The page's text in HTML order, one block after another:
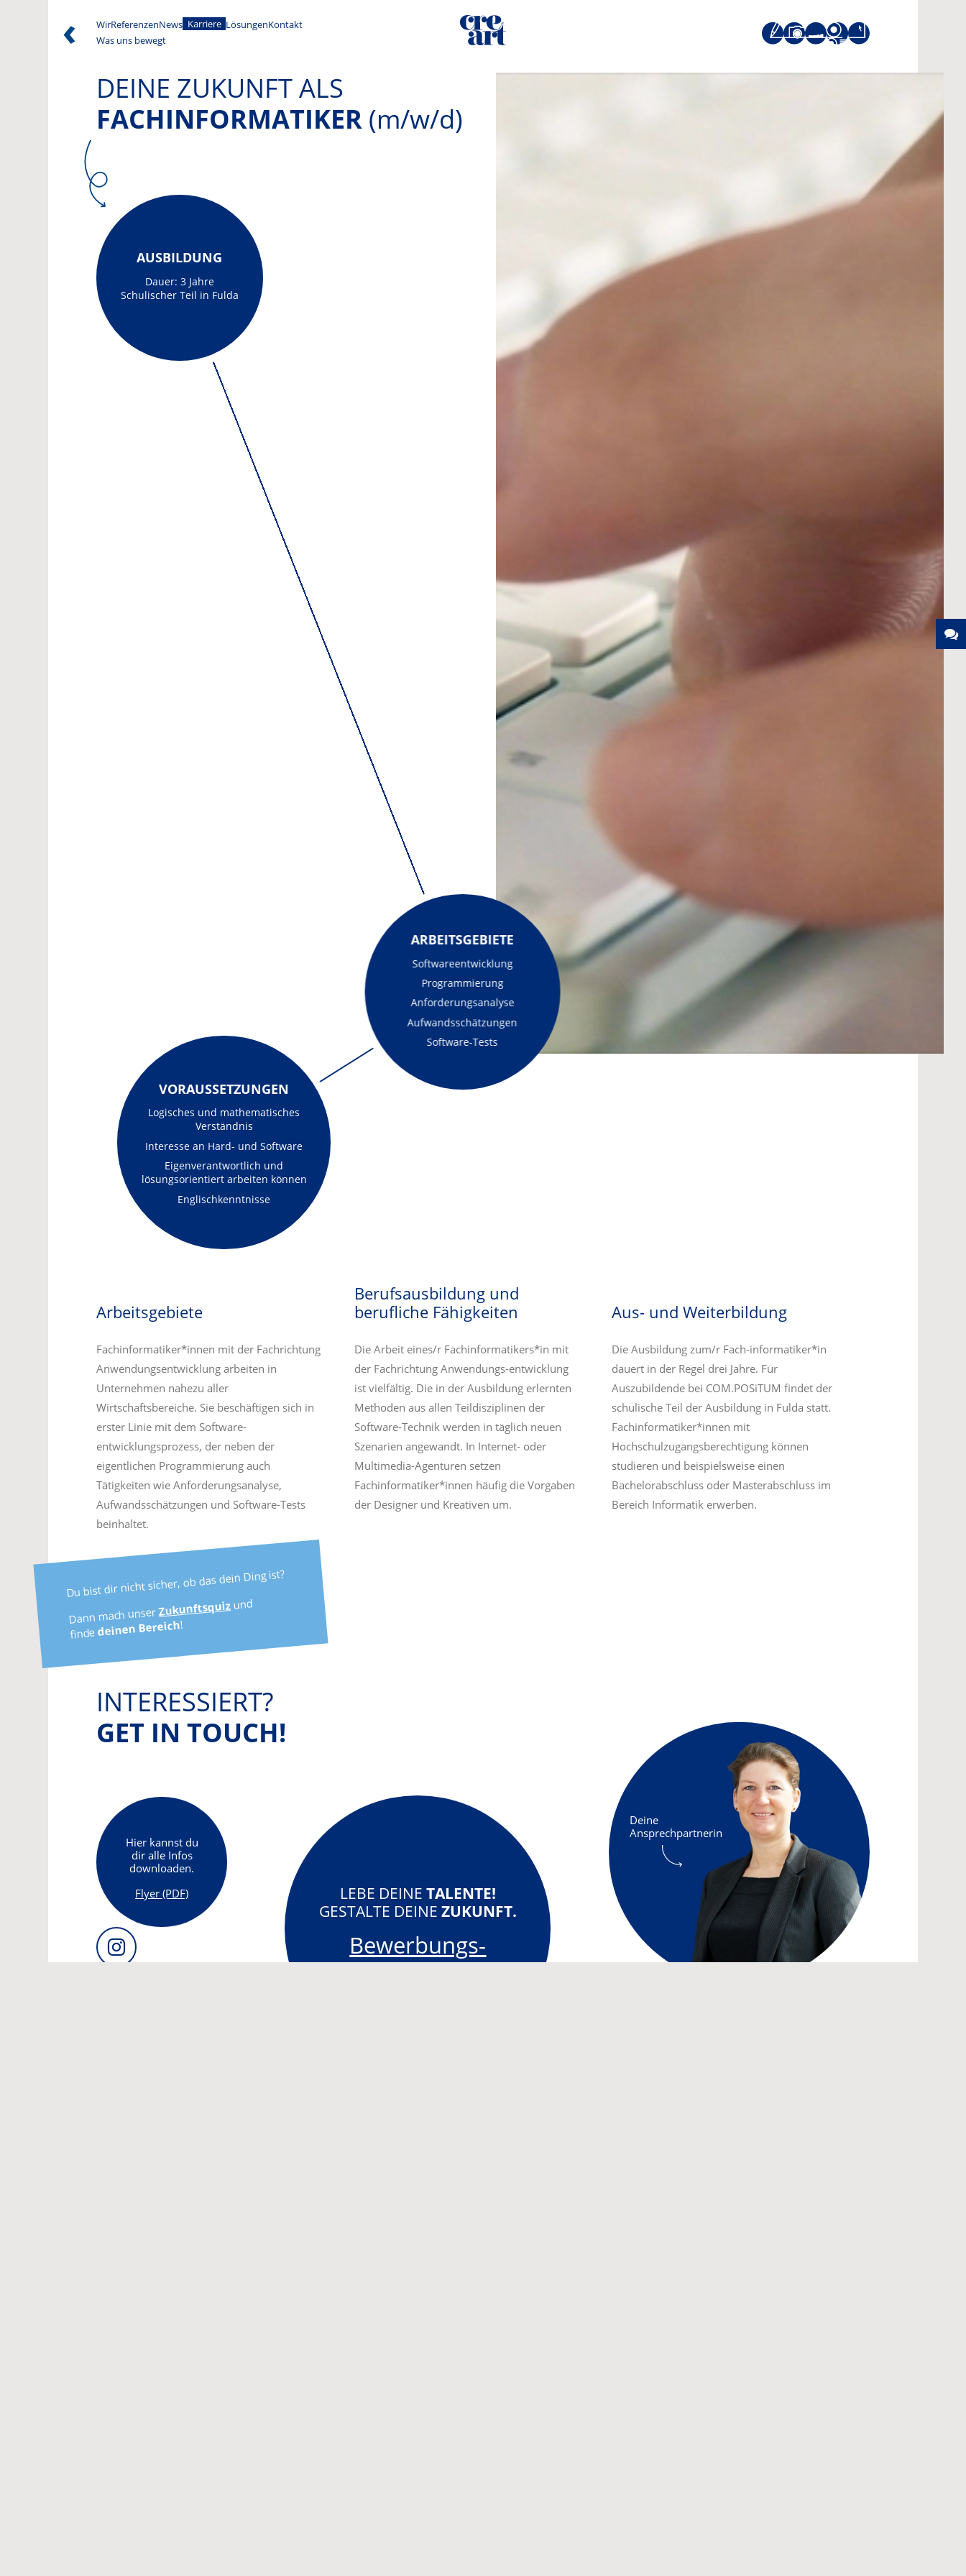
WirReferenzenNews Karriere LösungenKontakt
Was uns bewegt
DEINE ZUKUNFT ALS
FACHINFORMATIKER (m/w/d)
AUSBILDUNG
Dauer: 3 Jahre
Schulischer Teil in Fulda
ARBEITSGEBIETE
Softwareentwicklung
Programmierung
Anforderungsanalyse
Aufwandsschätzungen
Software-Tests
VORAUSSETZUNGEN
Logisches und mathematisches
Verständnis
Interesse an Hard- und Software
Eigenverantwortlich und
lösungsorientiert arbeiten können
Englischkenntnisse
Arbeitsgebiete
Fachinformatiker*innen mit der Fachrichtung
Anwendungsentwicklung arbeiten in
Unternehmen nahezu aller
Wirtschaftsbereiche. Sie beschäftigen sich in
erster Linie mit dem Software-
entwicklungsprozess, der neben der
eigentlichen Programmierung auch
Tätigkeiten wie Anforderungsanalyse,
Aufwandsschätzungen und Software-Tests
beinhaltet.
Berufsausbildung und
berufliche Fähigkeiten
Die Arbeit eines/r Fachinformatikers*in mit
der Fachrichtung Anwendungs-entwicklung
ist vielfältig. Die in der Ausbildung erlernten
Methoden aus allen Teildisziplinen der
Software-Technik werden in täglich neuen
Szenarien angewandt. In Internet- oder
Multimedia-Agenturen setzen
Fachinformatiker*innen häufig die Vorgaben
der Designer und Kreativen um.
Aus- und Weiterbildung
Die Ausbildung zum/r Fach-informatiker*in
dauert in der Regel drei Jahre. Für
Auszubildende bei COM.POSiTUM findet der
schulische Teil der Ausbildung in Fulda statt.
Fachinformatiker*innen mit
Hochschulzugangsberechtigung können
studieren und beispielsweise einen
Bachelorabschluss oder Masterabschluss im
Bereich Informatik erwerben.
Du bist dir nicht sicher, ob das dein Ding ist?
Dann mach unserZukunftsquizund
findedeinen Bereich!
INTERESSIERT?
GET IN TOUCH!
Hier kannst du
dir alle Infos
downloaden.
Flyer (PDF)
LEBE DEINE TALENTE!
GESTALTE DEINE ZUKUNFT.
Bewerbungs­
formular
Deine
Ansprechpartnerin